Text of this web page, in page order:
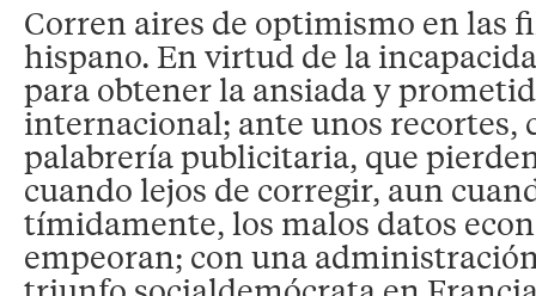
Corren aires de optimismo en las
hispano. En virtud de la
para obtener la ansiada y
internacional; ante unos recortes,
palabrería publicitaria, que
cuando lejos de corregir, aun
tímidamente, los malos datos
empeoran; con una